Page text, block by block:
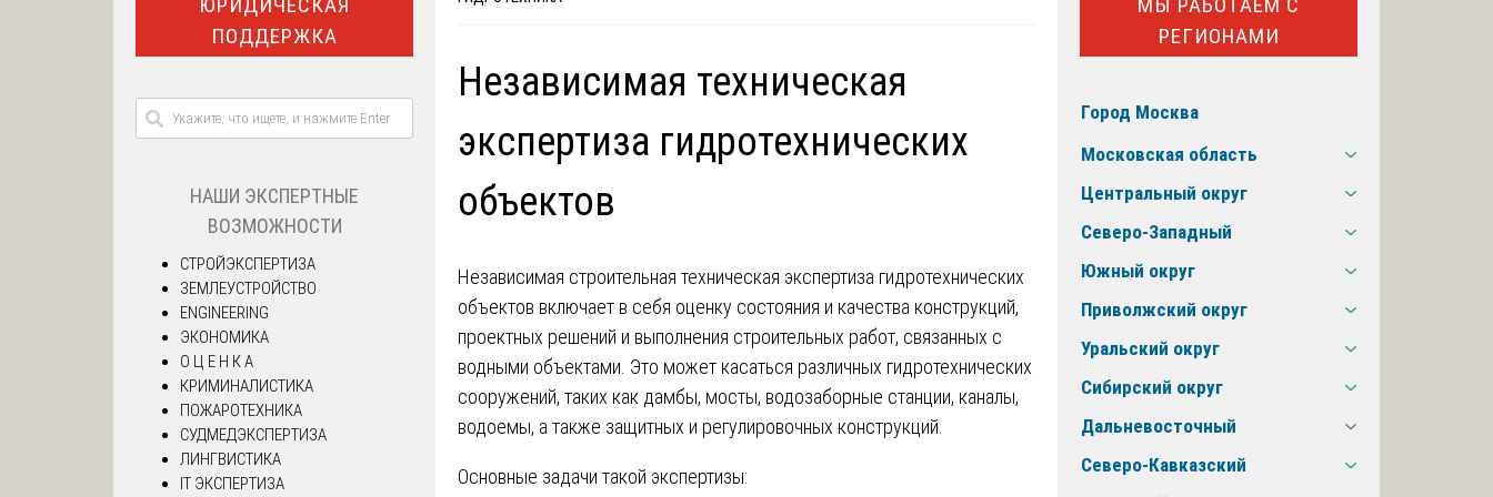
Независимая техническая
экспертиза гидротехнических
объектов
Независимая строительная техническая экспертиза гидротехнических
объектов включает в себя оценку состояния и качества конструкций,
проектных решений и выполнения строительных работ, связанных с
водными объектами. Это может касаться различных гидротехнических
сооружений, таких как дамбы, мосты, водозаборные станции, каналы,
водоемы, а также защитных и регулировочных конструкций.
Основные задачи такой экспертизы:
ПОДДЕРЖКА
НАШИ ЭКСПЕРТНЫЕ
ВОЗМОЖНОСТИ
СТРОЙЭКСПЕРТИЗА
ЗЕМЛЕУСТРОЙСТВО
ENGINEERING
ЭКОНОМИКА
О Ц Е Н К А
КРИМИНАЛИСТИКА
ПОЖАРОТЕХНИКА
СУДМЕДЭКСПЕРТИЗА
ЛИНГВИСТИКА
IT ЭКСПЕРТИЗА
РЕГИОНАМИ
Город Москва
Московская область
Центральный округ
Северо-Западный
Южный округ
Приволжский округ
Уральский округ
Сибирский округ
Дальневосточный
Северо-Кавказский